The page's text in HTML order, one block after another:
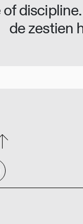
de zestien